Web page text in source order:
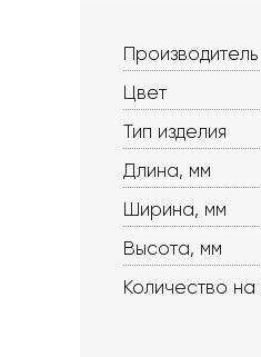
Производитель
Цвет
Тип изделия
Длина, мм
Ширина, мм
Высота, мм
Количество